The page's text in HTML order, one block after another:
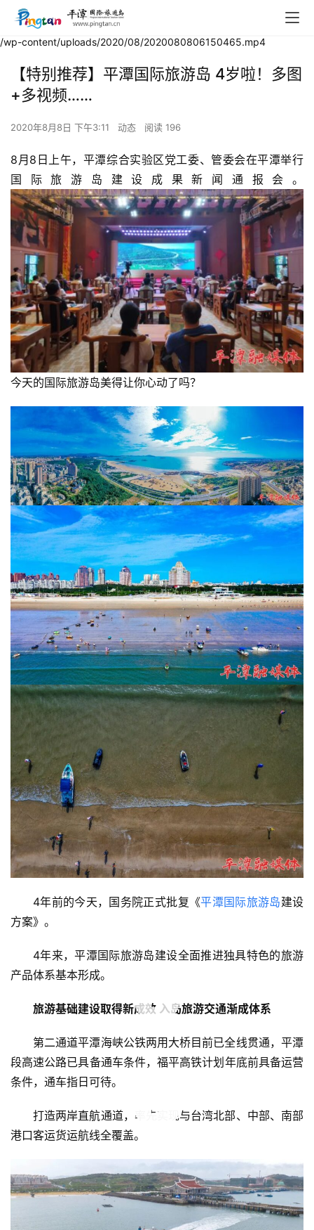
/wp-content/uploads/2020/08/2020080806150465.mp4
【特别推荐】平潭国际旅游岛 4岁啦！多图
+多视频……
2020年8月8日 下午3:11 动态 阅读 196
8月8日上午，平潭综合实验区党工委、管委会在平潭举行
国际旅游岛建设成果新闻通报会。
今天的国际旅游岛美得让你心动了吗？
4年前的今天，国务院正式批复《平潭国际旅游岛建设
方案》。
4年来，平潭国际旅游岛建设全面推进独具特色的旅游
产品体系基本形成。
旅游基础建设取得新成效 入岛旅游交通渐成体系
第二通道平潭海峡公铁两用大桥目前已全线贯通，平潭
段高速公路已具备通车条件，福平高铁计划年底前具备运营
条件，通车指日可待。
打造两岸直航通道，率先实现与台湾北部、中部、南部
港口客运货运航线全覆盖。